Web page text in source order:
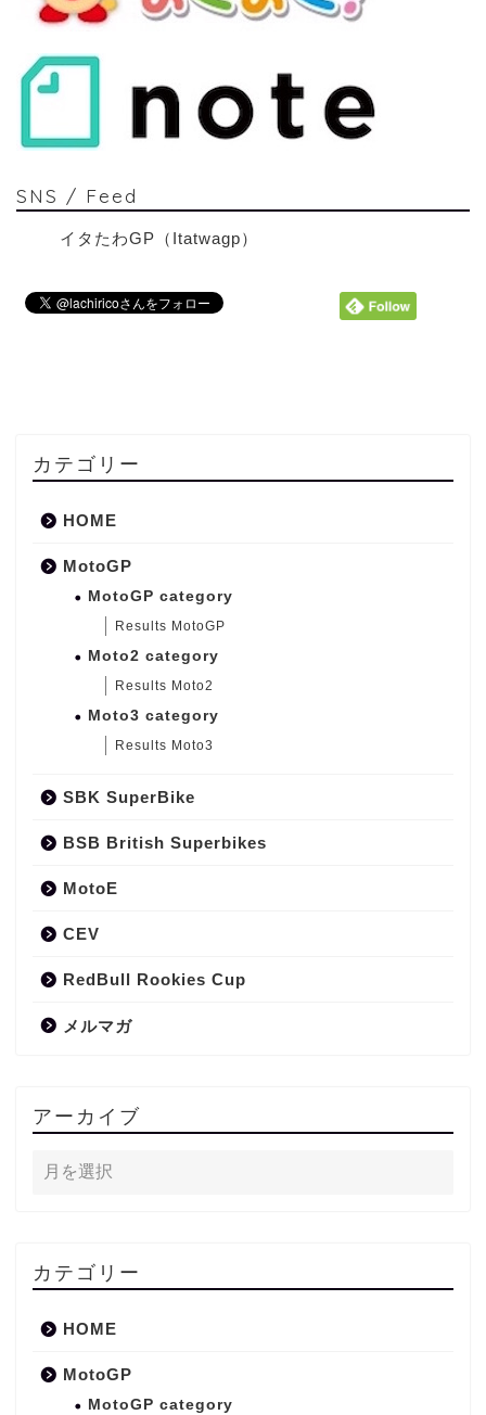
SNS / Feed
イタたわGP（Itatwagp）
カテゴリー
HOME
MotoGP
MotoGP category
Results MotoGP
Moto2 category
Results Moto2
Moto3 category
Results Moto3
SBK SuperBike
BSB British Superbikes
MotoE
CEV
RedBull Rookies Cup
メルマガ
アーカイブ
カテゴリー
HOME
MotoGP
MotoGP category